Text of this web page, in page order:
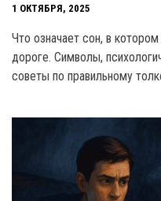
1 ОКТЯБРЯ, 2025
Что означает сон, в
дороге. Символы,
советы по правильному